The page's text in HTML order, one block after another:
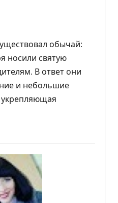
обычай:
носили святую
В ответ они
и небольшие